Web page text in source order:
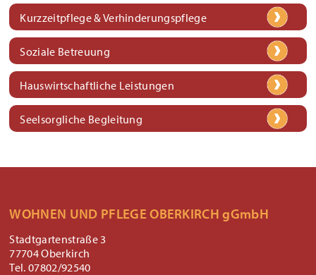
Kurzzeitpflege & Verhinderungspflege
Soziale Betreuung
Hauswirtschaftliche Leistungen
Seelsorgliche Begleitung
WOHNEN UND PFLEGE OBERKIRCH gGmbH
Stadtgartenstraße 3
77704 Oberkirch
Tel. 07802/92540